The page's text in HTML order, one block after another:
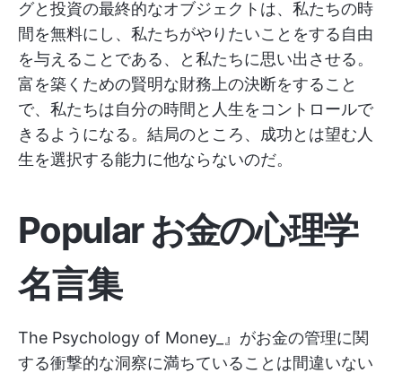
グと投資の最終的なオブジェクトは、私たちの時
間を無料にし、私たちがやりたいことをする自由
を与えることである、と私たちに思い出させる。
富を築くための賢明な財務上の決断をすること
で、私たちは自分の時間と人生をコントロールで
きるようになる。結局のところ、成功とは望む人
生を選択する能力に他ならないのだ。
Popular お金の心理学
名言集
The Psychology of Money_』がお金の管理に関
する衝撃的な洞察に満ちていることは間違いない